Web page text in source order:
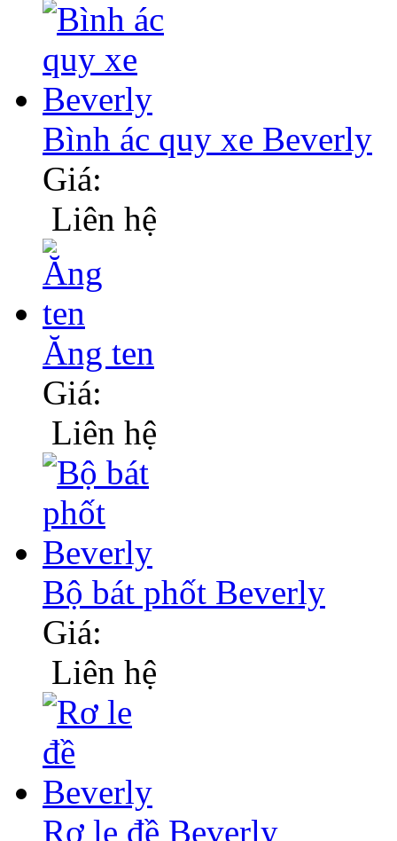
Bình ác quy xe Beverly
Giá:
Liên hệ
Ăng ten
Giá:
Liên hệ
Bộ bát phốt Beverly
Giá:
Liên hệ
Rơ le đề Beverly